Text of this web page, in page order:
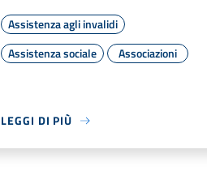
Assistenza agli invalidi
Assistenza sociale
Associazioni
LEGGI DI PIÙ